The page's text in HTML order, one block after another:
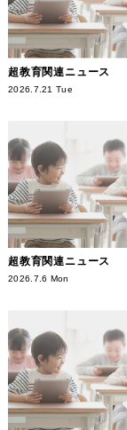
超教育関連ニュース
2026.7.21 Tue
超教育関連ニュース
2026.7.6 Mon